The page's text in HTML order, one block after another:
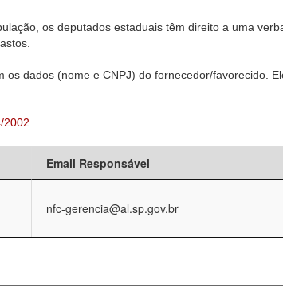
os deputados estaduais têm direito a uma
dados (nome e CNPJ) do fornecedor/favorecido.
2002
Email Responsável
nfc-gerencia@al.sp.gov.br